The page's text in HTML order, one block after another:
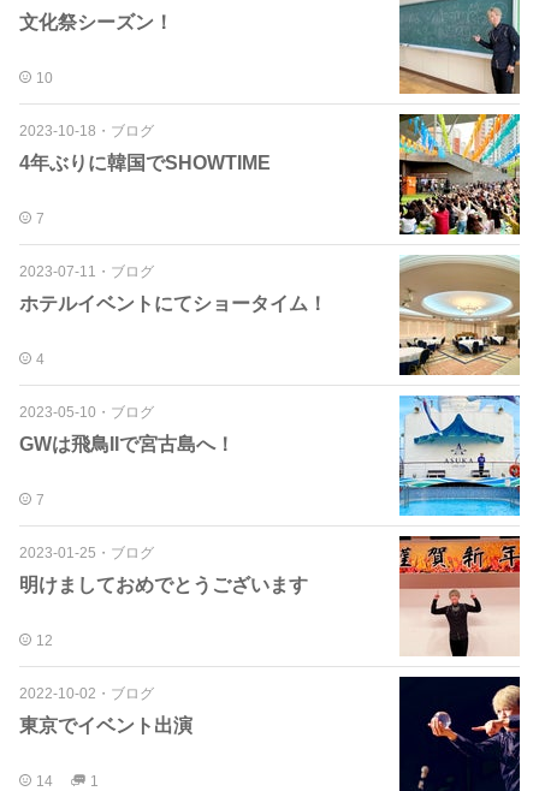
文化祭シーズン！
10
2023-10-18 ・ ブログ
4年ぶりに韓国でSHOWTIME
7
2023-07-11 ・ ブログ
ホテルイベントにてショータイム！
4
2023-05-10 ・ ブログ
GWは飛鳥IIで宮古島へ！
7
2023-01-25 ・ ブログ
明けましておめでとうございます
12
2022-10-02 ・ ブログ
東京でイベント出演
14 1